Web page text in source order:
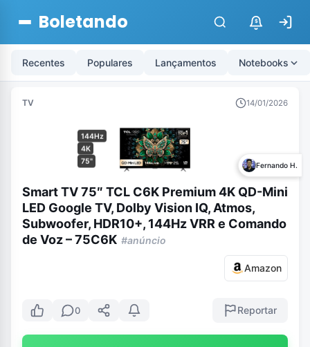
Boletando $
Recentes Populares Lançamentos Notebooks
TV 14/01/2026
144Hz
4K
75"
Fernando H.
Smart TV 75″ TCL C6K Premium 4K QD-Mini
LED Google TV, Dolby Vision IQ, Atmos,
Subwoofer, HDR10+, 144Hz VRR e Comando
de Voz – 75C6K #anúncio
Amazon
0 Reportar